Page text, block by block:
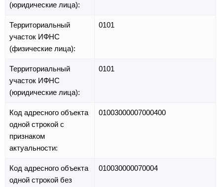
(юридические лица):
Территориальный
участок ИФНС
(физические лица):
0101
Территориальный
участок ИФНС
(юридические лица):
0101
Код адресного объекта
одной строкой с
признаком
актуальности:
01003000007000400
Код адресного объекта
одной строкой без
010030000070004